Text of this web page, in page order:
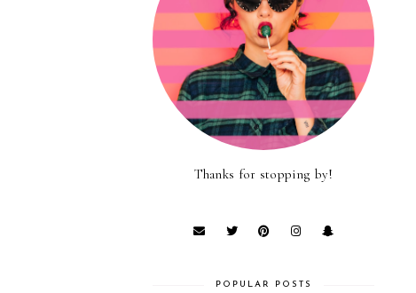
Thanks for stopping by!
POPULAR POSTS